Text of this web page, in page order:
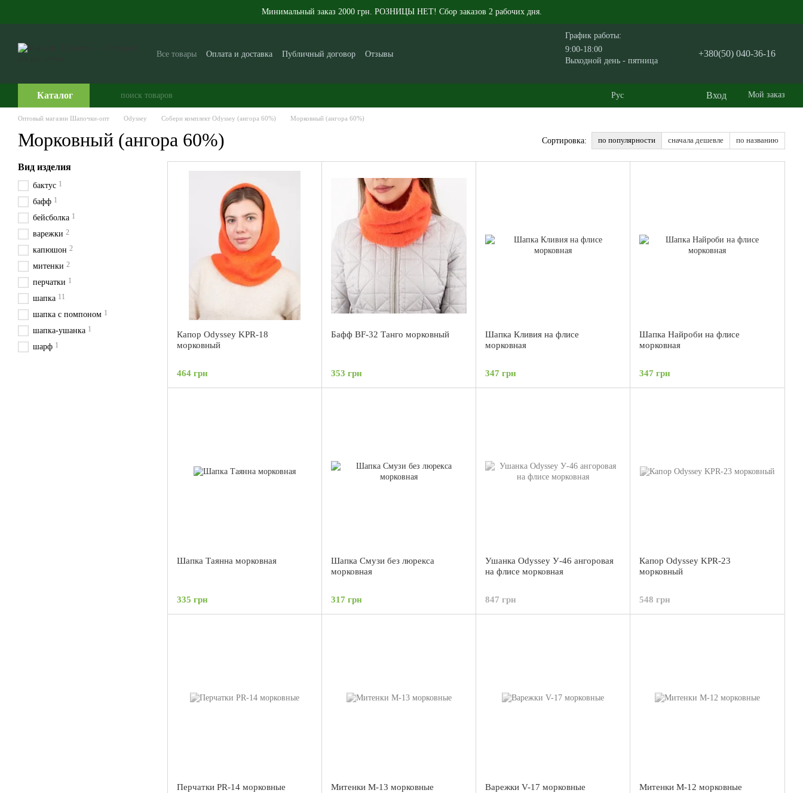
Минимальный заказ 2000 грн. РОЗНИЦЫ НЕТ! Сбор заказов 2 рабочих дня.
Все товары Оплата и доставка Публичный договор
Отзывы
График работы:
9:00-18:00
Выходной день - пятница
+380(50) 040-36-16
Каталог Рус Вход Мой заказ
Оптовый магазин Шапочки-опт Odyssey Собери комплект Odyssey (ангора 60%) Морковный (ангора 60%)
Морковный (ангора 60%) Сортировка: по популярности сначала дешевле по названию
Капор Odyssey KPR-18
морковный
464 грн
Бафф BF-32 Танго морковный
353 грн
Шапка Кливия на флисе
морковная
347 грн
Шапка Найроби на флисе
морковная
347 грн
Шапка Таянна морковная
335 грн
Шапка Смузи без люрекса
морковная
317 грн
Ушанка Odyssey У-46 ангоровая
на флисе морковная
847 грн
Капор Odyssey KPR-23
морковный
548 грн
Перчатки PR-14 морковные Митенки М-13 морковные Варежки V-17 морковные Митенки М-12 морковные
Вид изделия
бактус 1
бафф 1
бейсболка 1
варежки 2
капюшон 2
митенки 2
перчатки 1
шапка 11
шапка с помпоном 1
шапка-ушанка 1
шарф 1